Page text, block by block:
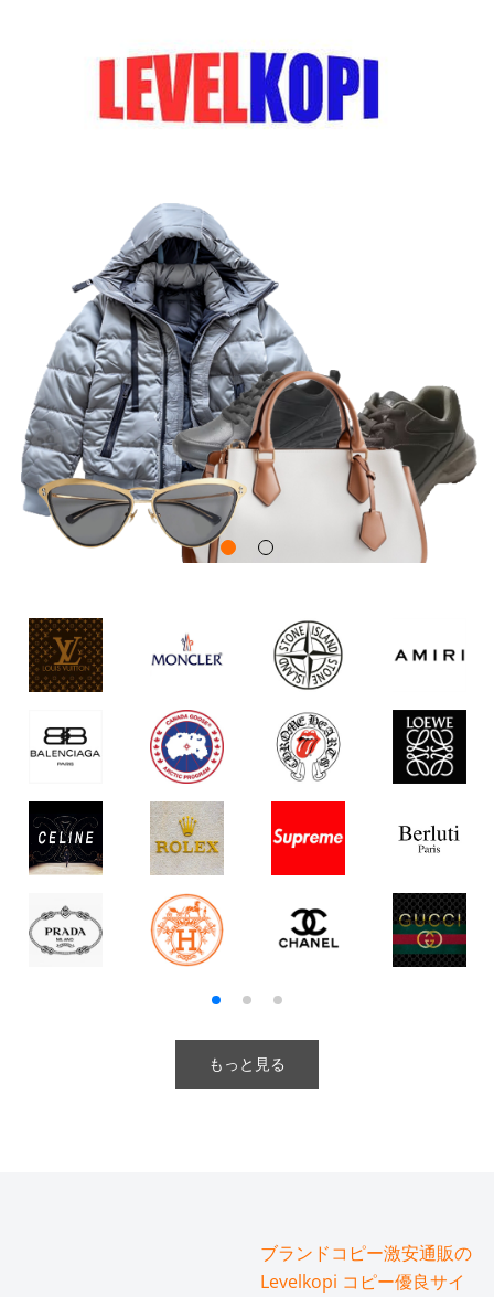
もっと見る
ブランドコピー激安通販の
Levelkopi コピー優良サイ